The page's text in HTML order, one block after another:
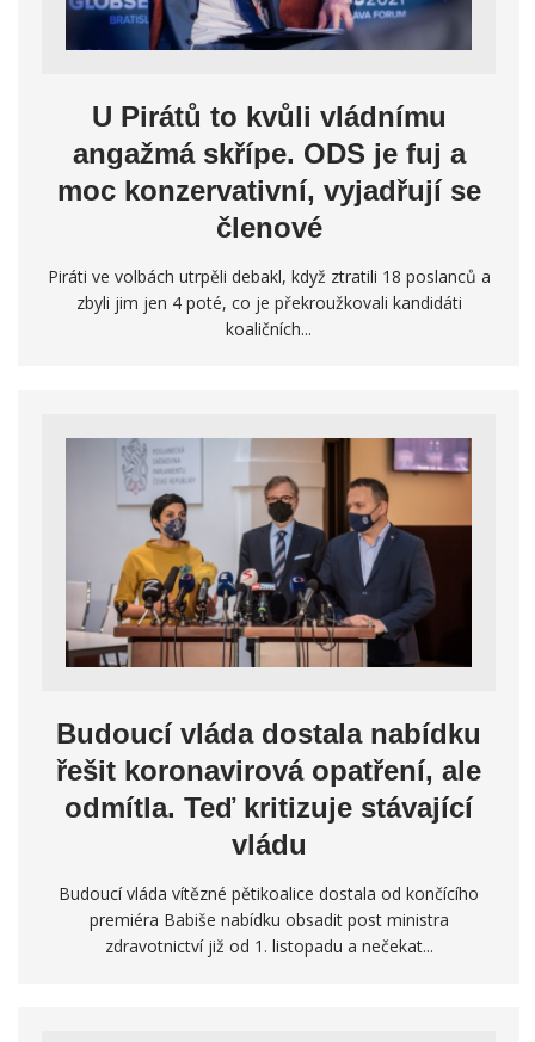
U Pirátů to kvůli vládnímu
angažmá skřípe. ODS je fuj a
moc konzervativní, vyjadřují se
členové
Piráti ve volbách utrpěli debakl, když ztratili 18 poslanců a
zbyli jim jen 4 poté, co je překroužkovali kandidáti
koaličních...
Budoucí vláda dostala nabídku
řešit koronavirová opatření, ale
odmítla. Teď kritizuje stávající
vládu
Budoucí vláda vítězné pětikoalice dostala od končícího
premiéra Babiše nabídku obsadit post ministra
zdravotnictví již od 1. listopadu a nečekat...